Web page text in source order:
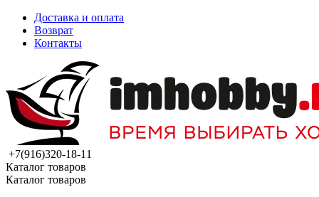
Доставка и оплата
Возврат
Контакты
+7(916)320-18-11
Каталог товаров
Каталог товаров